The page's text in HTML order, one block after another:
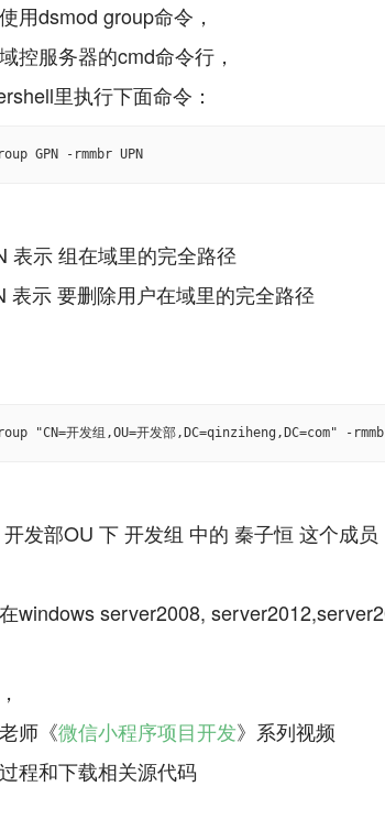
用dsmod group命令，
控服务器的cmd命令行，
GPN -rmmbr UPN
表示 组在域里的完全路径
表示 要删除用户在域里的完全路径
"CN=开发组,OU=开发部,DC=qinziheng,DC=com" -
发部OU 下 开发组 中的 秦子恒 这个成员
windows server2008,
师《微信小程序项目开发》系列视频